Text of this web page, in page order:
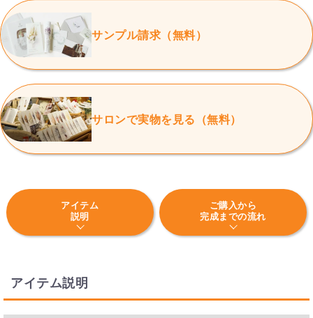
サンプル請求（無料）
サロンで実物を見る（無料）
アイテム
説明
ご購入から
完成までの流れ
アイテム説明